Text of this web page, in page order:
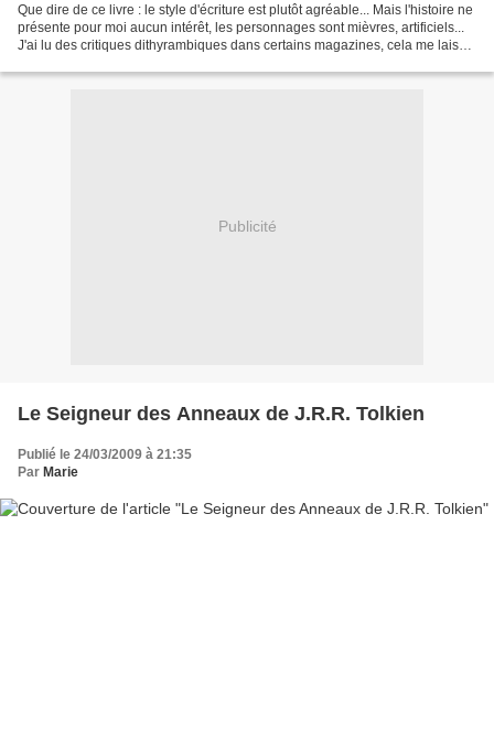
Que dire de ce livre : le style d'écriture est plutôt agréable... Mais l'histoire ne
présente pour moi aucun intérêt, les personnages sont mièvres, artificiels...
J'ai lu des critiques dithyrambiques dans certains magazines, cela me laisse
Publicité
Le Seigneur des Anneaux de J.R.R. Tolkien
Publié le 24/03/2009 à 21:35
Par Marie